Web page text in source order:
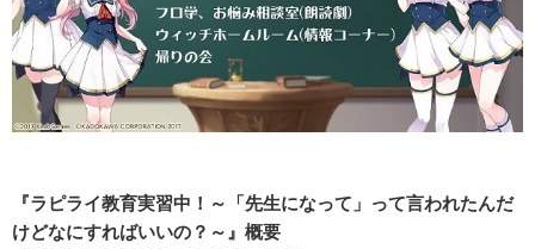
『ラピライ教育実習中！～「先生になって」って言われたんだ
けどなにすればいいの？～』概要